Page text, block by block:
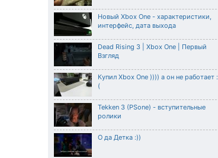
Новый Xbox One - характеристики,
интерфейс, дата выхода
Dead Rising 3 | Xbox One | Первый
Взгляд
Купил Xbox One )))) а он не работает :
(
Tekken 3 (PSone) - вступительные
ролики
О да Детка :))